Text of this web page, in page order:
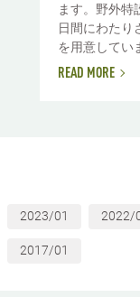
ます。野外特
日間にわたり
を用意してい
READ MORE
2023/01 2022/
2017/01